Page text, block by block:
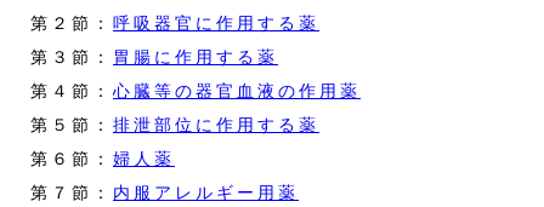
第２節： 呼吸器官に作用する薬
第３節：
胃腸に作用する薬
第４節： 心臓等の器官血液の作用薬
第５節： 排泄部位に作用する薬
第６節： 婦人薬
第７節： 内服アレルギー用薬